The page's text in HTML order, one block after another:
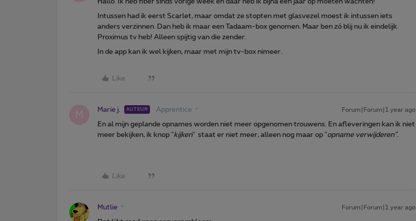
Hallo. Ik heb fiber sinds vorige week en daar heb ik bijna een jaar op moeten wachten!
Intussen had ik eerst Scarlet, maar omdat ze stopten met glasvezel moest ik intussen iets
anders verzinnen. Dan heb ik maar een Tadaam-box genomen. Maar ben zó blij nu ik eindelijk
Proximus tv heb! Alleen spijtig van die zender.
In de app kan ik wel kijken, maar met mijn tv-box nimeer.
Like
M Marie j. AUTEUR Apprentice Forum|Forum|1 year ago
En al mijn geplande opnames worden niet meer opgenomen trouwens. En afleveringen kan ik niet
meer bekijken, ik knop "kijken" staat er niet meer, alleen nog maar op "opname verwijderen".
Like
Mutlie Forum|Forum|1 year ago